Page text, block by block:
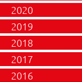
2020
2019
2018
2017
2016